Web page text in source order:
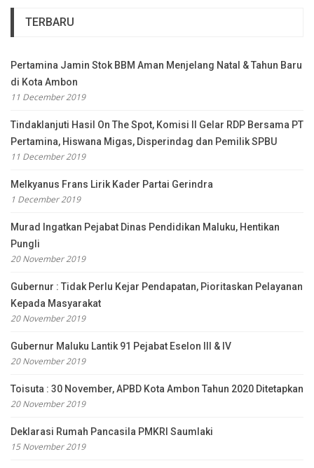
TERBARU
Pertamina Jamin Stok BBM Aman Menjelang Natal & Tahun Baru
di Kota Ambon
11 December 2019
Tindaklanjuti Hasil On The Spot, Komisi II Gelar RDP Bersama PT
Pertamina, Hiswana Migas, Disperindag dan Pemilik SPBU
11 December 2019
Melkyanus Frans Lirik Kader Partai Gerindra
1 December 2019
Murad Ingatkan Pejabat Dinas Pendidikan Maluku, Hentikan
Pungli
20 November 2019
Gubernur : Tidak Perlu Kejar Pendapatan, Pioritaskan Pelayanan
Kepada Masyarakat
20 November 2019
Gubernur Maluku Lantik 91 Pejabat Eselon III & IV
20 November 2019
Toisuta : 30 November, APBD Kota Ambon Tahun 2020 Ditetapkan
20 November 2019
Deklarasi Rumah Pancasila PMKRI Saumlaki
15 November 2019